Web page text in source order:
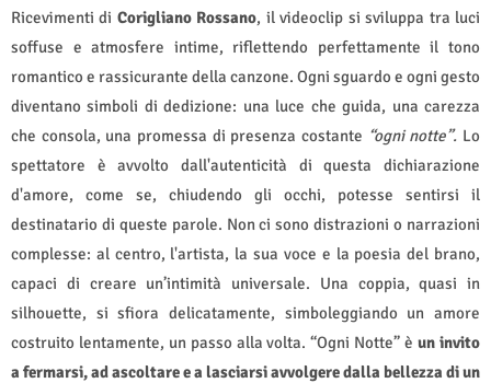
Ricevimenti di Corigliano Rossano, il videoclip si sviluppa tra luci
soffuse e atmosfere intime, riflettendo perfettamente il tono
romantico e rassicurante della canzone. Ogni sguardo e ogni gesto
diventano simboli di dedizione: una luce che guida, una carezza
che consola, una promessa di presenza costante “ogni notte”. Lo
spettatore è avvolto dall'autenticità di questa dichiarazione
d'amore, come se, chiudendo gli occhi, potesse sentirsi il
destinatario di queste parole. Non ci sono distrazioni o narrazioni
complesse: al centro, l'artista, la sua voce e la poesia del brano,
capaci di creare un’intimità universale. Una coppia, quasi in
silhouette, si sfiora delicatamente, simboleggiando un amore
costruito lentamente, un passo alla volta. “Ogni Notte” èun invito
a fermarsi, ad ascoltare e a lasciarsi avvolgere dalla bellezza di un